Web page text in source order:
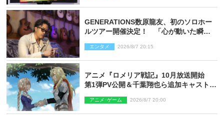
GENERATIONS数原龍友、初のソロホー
ルツアー開催決定！ 「心が動いた瞬間
エンタメ 2026/8/7 20:15
アニメ『ロメリア戦記』10月放送開始
第1弾PV公開＆千葉翔也ら追加キャスト4
アニメ･ゲーム 2026/8/7 20:00